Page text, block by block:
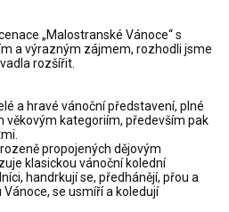
„Malostranské Vánoce“ s
a výrazným zájmem, rozhodli jsme
rozšířit.
a hravé vánoční představení, plné
věkovým kategoriím, především pak
propojených dějovým
klasickou vánoční kolední
handrkují se, předhánějí, přou a
se usmíří a koledují